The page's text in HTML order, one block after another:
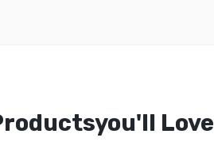
Love